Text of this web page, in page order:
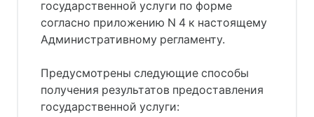
государственной услуги по форме
согласно приложению N 4 к настоящему
Административному регламенту.
Предусмотрены следующие способы
получения результатов предоставления
государственной услуги: